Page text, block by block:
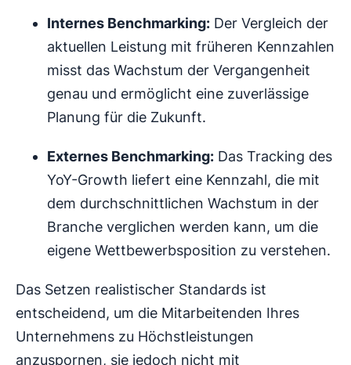
Internes Benchmarking: Der Vergleich der
aktuellen Leistung mit früheren Kennzahlen
misst das Wachstum der Vergangenheit
genau und ermöglicht eine zuverlässige
Planung für die Zukunft.
Externes Benchmarking: Das Tracking des
YoY-Growth liefert eine Kennzahl, die mit
dem durchschnittlichen Wachstum in der
Branche verglichen werden kann, um die
eigene Wettbewerbsposition zu verstehen.
Das Setzen realistischer Standards ist
entscheidend, um die Mitarbeitenden Ihres
Unternehmens zu Höchstleistungen
anzuspornen, sie jedoch nicht mit